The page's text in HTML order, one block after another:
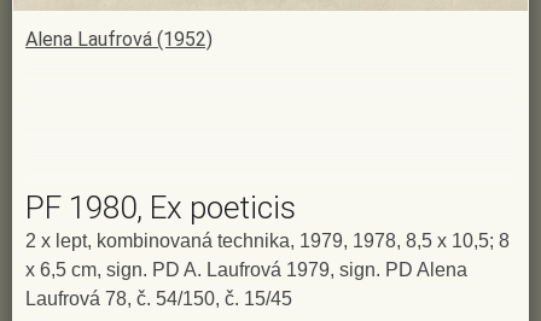
Alena Laufrová (1952)
PF 1980, Ex poeticis
2 x lept, kombinovaná technika, 1979, 1978, 8,5 x 10,5; 8
x 6,5 cm, sign. PD A. Laufrová 1979, sign. PD Alena
Laufrová 78, č. 54/150, č. 15/45